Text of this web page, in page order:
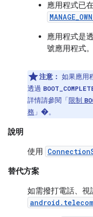
應用程式已
應用程式是
號應用程式。
注意： 如果應用
透過
詳情請參閱「限制
務 」 �。
說明
使用
替代方案
如需撥打電話、視
android.telecom